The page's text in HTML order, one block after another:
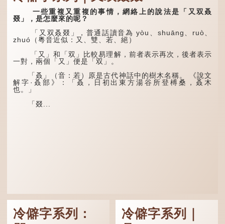
林下有塌翼，水中無行
五行當中「金」對應秋
季，代表涼爽肅殺之氣。
「運」是「運行」，生動地
描寫大暑的酷熱阻礙金氣流
轉。「大暑運金氣」以誇張
手法描寫炎熱阻滯了季節更
替。
「荊揚」指...
盜賊類．掱手》記載：「滬
人呼翦綹賊曰掱手，猶言扒
手也，亦曰癟三碼子。」
其中「翦綹」即剪斷他
人衣帶以竊取錢物，是小偷
的舊稱。而「掱手」也就是
手多多，擅自拿別人東西的
意思了...
一些重複又重複的事情，網絡上的說法是「又双叒
叕」，是怎麼來的呢？
「又双叒叕」，普通話讀音為 yòu、shuāng、ruò、
zhuó（粵音近似：又、雙、若、絕）
「又」和「双」比較易理解，前者表示再次，後者表示
一對，兩個「又」便是「双」。
「叒」（音：若）原是古代神話中的樹木名稱。 《說文
解字·叒部》：「叒，日初出東方湯谷所登榑桑，叒木
也。」
「叕...
冷僻字系列：
冷僻字系列｜